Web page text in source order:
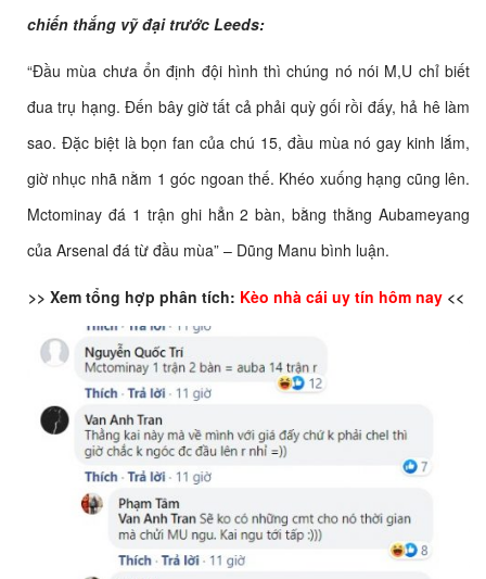
chiến thắng vỹ đại trước Leeds:
“Đầu mùa chưa ổn định đội hình thì chúng nó nói M,U chỉ biết
đua trụ hạng. Đến bây giờ tất cả phải quỳ gối rồi đấy, hả hê làm
sao. Đặc biệt là bọn fan của chú 15, đầu mùa nó gay kinh lắm,
giờ nhục nhã nằm 1 góc ngoan thế. Khéo xuống hạng cũng lên.
Mctominay đá 1 trận ghi hẳn 2 bàn, bằng thằng Aubameyang
của Arsenal đá từ đầu mùa” – Dũng Manu bình luận.
>> Xem tổng hợp phân tích: Kèo nhà cái uy tín hôm nay <<